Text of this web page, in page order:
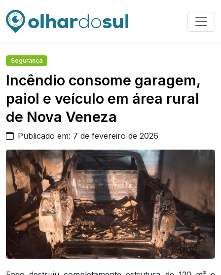
Segurança
Incêndio consome garagem,
paiol e veículo em área rural
de Nova Veneza
Publicado em: 7 de fevereiro de 2026